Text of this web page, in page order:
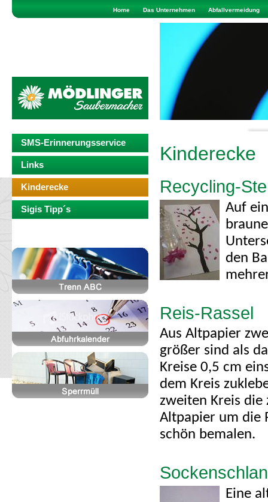
Home Das Unternehmen Abfallvermeidung
SMS-Erinnerungsservice
Links
Kinderecke
Sigis Tipp´s
Kinderecke
Recycling-
Auf
den
Reis-Rassel
Aus Altpapier
größer sind als
Kreise 0,5 cm
dem Kreis
zweiten Kreis die
Altpapier um die
schön bemalen.
Eine